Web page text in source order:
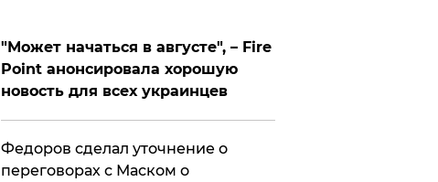
"Может начаться в августе", – Fire
Point анонсировала хорошую
новость для всех украинцев
Федоров сделал уточнение о
переговорах с Маском о